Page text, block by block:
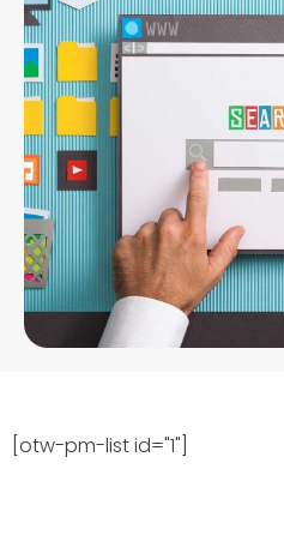
[otw-pm-list id="1"]